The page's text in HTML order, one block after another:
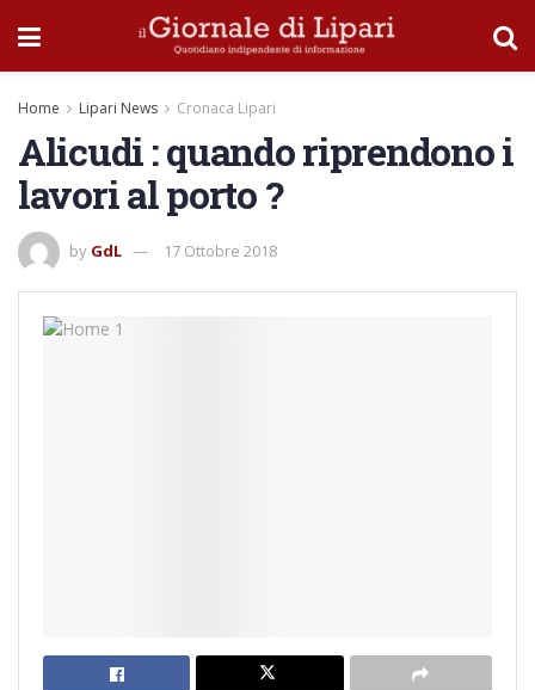
Home Lipari News Cronaca Lipari
Alicudi : quando riprendono i
lavori al porto ?
by GdL 17 Ottobre 2018